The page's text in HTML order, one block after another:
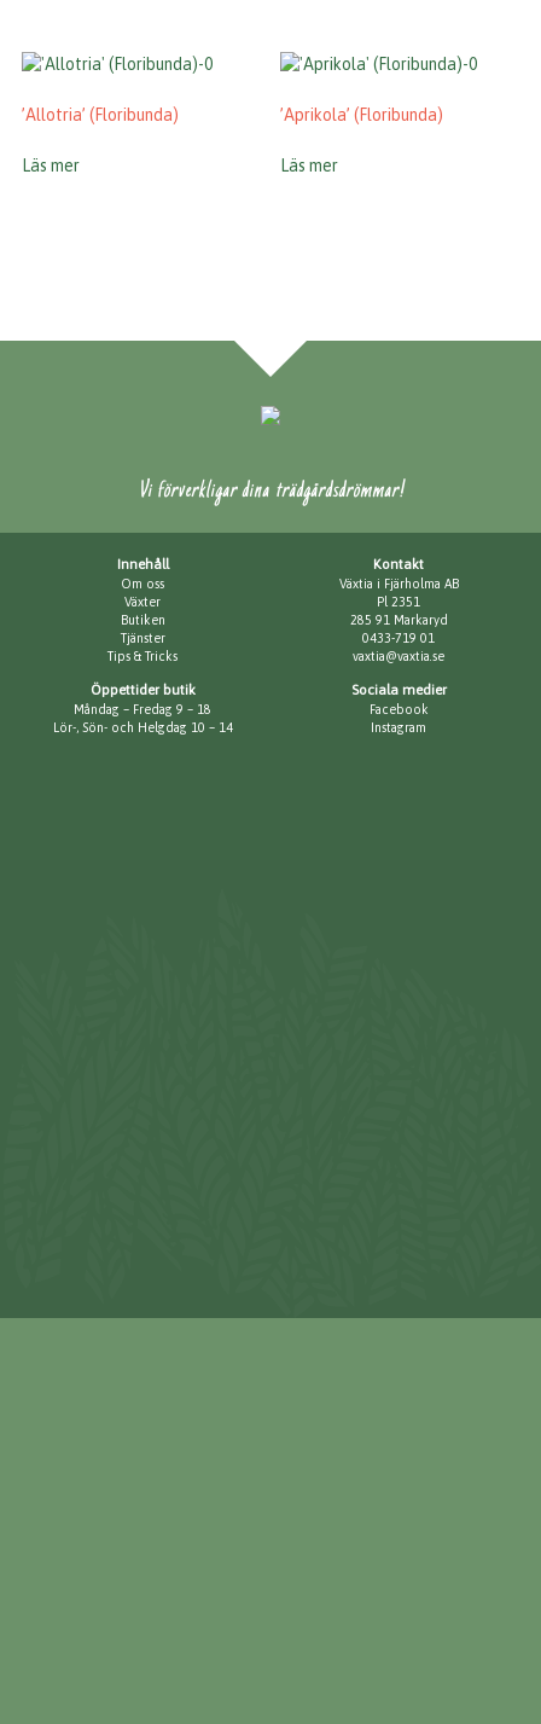
’Allotria’ (Floribunda)
Läs mer
’Aprikola’ (Floribunda)
Läs mer
Vi förverkligar dina trädgårdsdrömmar!
Innehåll
Om oss
Växter
Butiken
Tjänster
Tips & Tricks
Kontakt
Växtia i Fjärholma AB
Pl 2351
285 91 Markaryd
0433-719 01
vaxtia@vaxtia.se
Öppettider butik
Måndag – Fredag 9 – 18
Lör-, Sön- och Helgdag 10 – 14
Sociala medier
Facebook
Instagram